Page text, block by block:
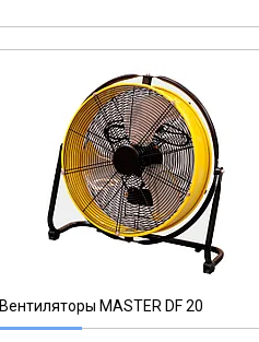
Вентиляторы MASTER DF 20